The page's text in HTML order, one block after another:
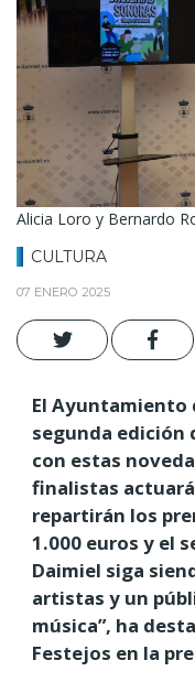
Alicia Loro y Bernardo
CULTURA
07 ENERO 2025
El Ayuntamiento
segunda edición
con estas
finalistas
repartirán los
1.000 euros y el
Daimiel siga
artistas y un
música”, ha
Festejos en la